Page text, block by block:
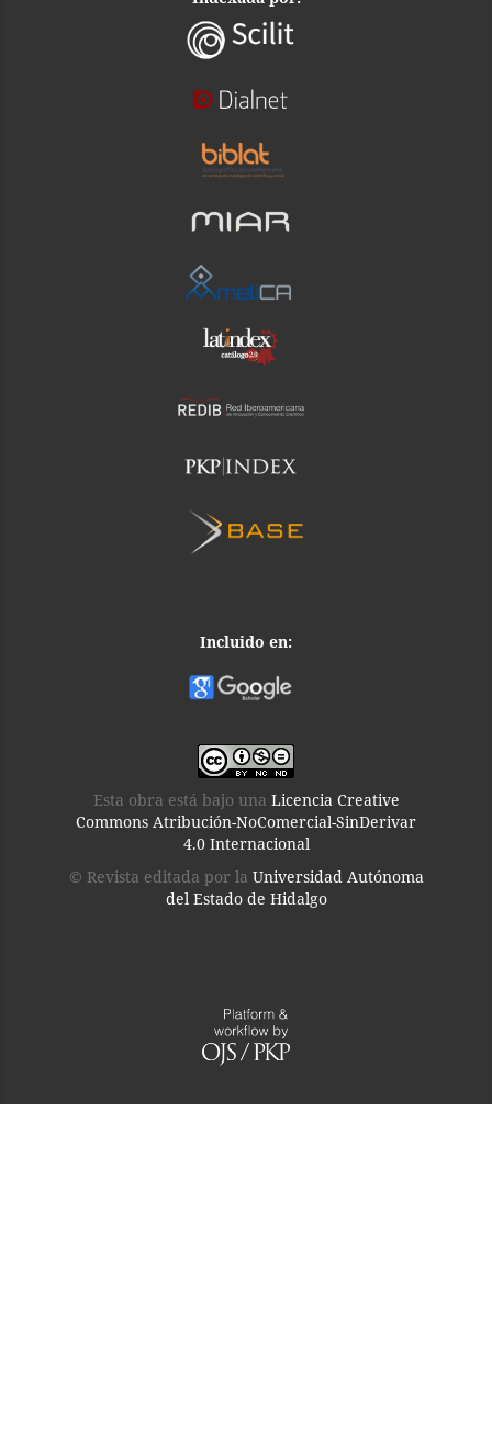
Incluido en:
Esta obra está bajo una Licencia Creative
Commons Atribución-NoComercial-SinDerivar
4.0 Internacional
© Revista editada por la Universidad Autónoma
del Estado de Hidalgo